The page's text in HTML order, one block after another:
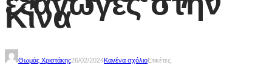
Κίνα
Θωμάς Χριστάκης26/02/2024Κανένα σχόλιοΕτικέτες